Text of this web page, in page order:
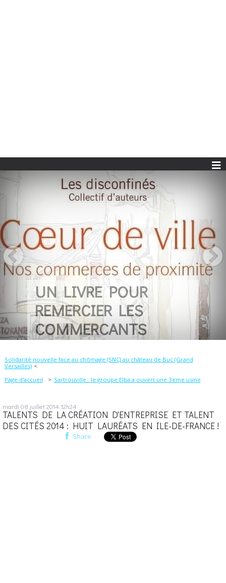
UN LIVRE POUR
REMERCIER LES
COMMERCANTS
Solidarité nouvelle face au chômage (SNC) au château de Buc (Grand
Versailles)
Page d'accueil
Sartrouville : le groupe Elba a ouvert une 3ème usine
mardi 08 juillet 2014 12h24
TALENTS DE LA CRÉATION D'ENTREPRISE ET TALENT
DES CITÉS 2014 : HUIT LAURÉATS EN ILE-DE-FRANCE !
Share